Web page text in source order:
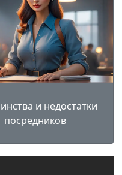
и недостатки
посредников